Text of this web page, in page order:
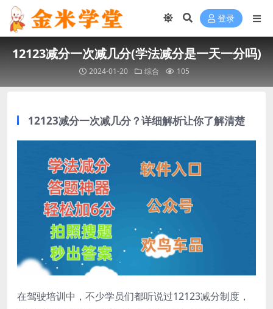
登录
12123减分一次减几分(学法减分是一天一分吗)
2024-01-20 综合 105
12123减分一次减几分？详细解析让你了解清楚
在驾驶培训中，不少学员们都听说过12123减分制度，